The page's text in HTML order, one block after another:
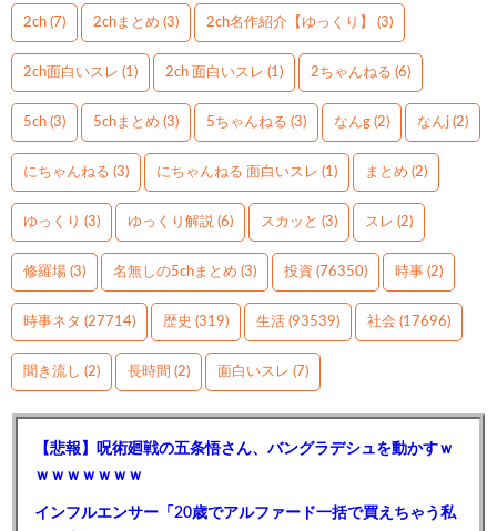
2ch (7) 2chまとめ (3) 2ch名作紹介【ゆっくり】 (3)
2ch面白いスレ (1) 2ch 面白いスレ (1) 2ちゃんねる (6)
5ch (3) 5chまとめ (3) 5ちゃんねる (3) なんg (2) なんj (2)
にちゃんねる (3) にちゃんねる 面白いスレ (1) まとめ (2)
ゆっくり (3) ゆっくり解説 (6) スカッと (3) スレ (2)
修羅場 (3) 名無しの5chまとめ (3) 投資 (76350) 時事 (2)
時事ネタ (27714) 歴史 (319) 生活 (93539) 社会 (17696)
聞き流し (2) 長時間 (2) 面白いスレ (7)
【悲報】呪術廻戦の五条悟さん、バングラデシュを動かすｗ
ｗｗｗｗｗｗｗ
インフルエンサー「20歳でアルファード一括で買えちゃう私